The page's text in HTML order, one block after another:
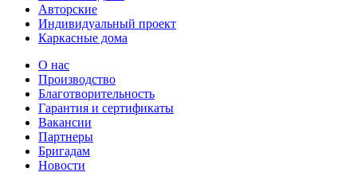
Авторские
Индивидуальный проект
Каркасные дома
О нас
Производство
Благотворительность
Гарантия и сертификаты
Вакансии
Партнеры
Бригадам
Новости